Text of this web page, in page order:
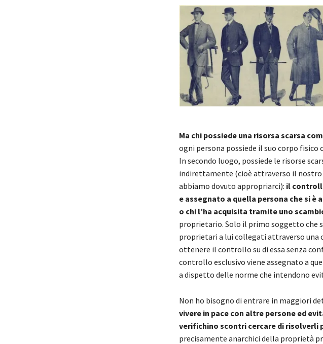
Ma chi possiede una risorsa scarsa
ogni persona possiede il suo corpo
In secondo luogo, possiede le risorse
indirettamente (cioè attraverso il nostro
abbiamo dovuto appropriarci): il
e assegnato a quella persona che si
o chi l’ha acquisita tramite uno
proprietario. Solo il primo soggetto che
proprietari a lui collegati attraverso una
ottenere il controllo su di essa senza
controllo esclusivo viene assegnato a
a dispetto delle norme che intendono
Non ho bisogno di entrare in maggiori
vivere in pace con altre persone ed
verifichino scontri cercare di risolverli
precisamente anarchici della proprietà